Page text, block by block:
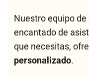
Nuestro equipo
encantado de
que necesitas,
personalizado.